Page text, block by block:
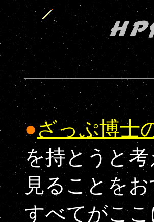
●ざっぷ博士
を持とうと
見ることを
すべてがこ